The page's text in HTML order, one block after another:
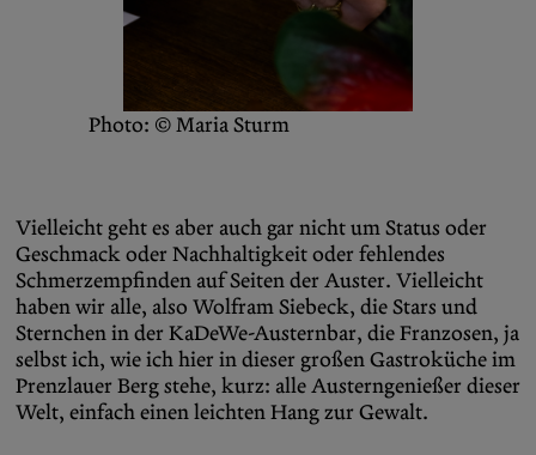
Photo: © Maria Sturm
Vielleicht geht es aber auch gar nicht um Status oder
Geschmack oder Nachhaltigkeit oder fehlendes
Schmerzempfinden auf Seiten der Auster. Vielleicht
haben wir alle, also Wolfram Siebeck, die Stars und
Sternchen in der KaDeWe-Austernbar, die Franzosen, ja
selbst ich, wie ich hier in dieser großen Gastroküche im
Prenzlauer Berg stehe, kurz: alle Austerngenießer dieser
Welt, einfach einen leichten Hang zur Gewalt.